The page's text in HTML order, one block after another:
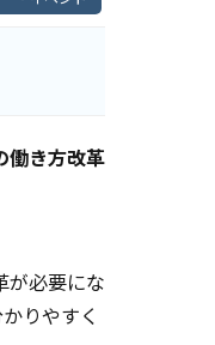
働き方改革
が必要にな
りやすく